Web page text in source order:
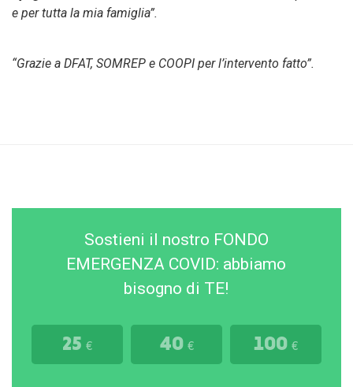
e per tutta la mia famiglia”.
“Grazie a DFAT, SOMREP e COOPI per l’intervento fatto”.
Sostieni il nostro FONDO
EMERGENZA COVID: abbiamo
bisogno di TE!
25 € 40 € 100 €